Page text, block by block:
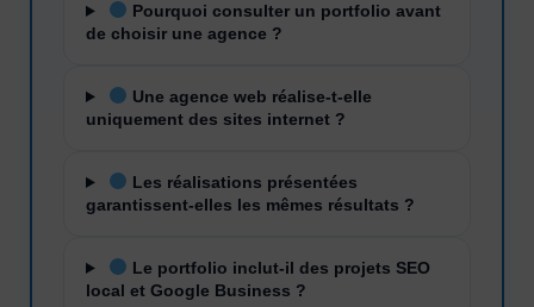
Pourquoi consulter un portfolio avant
de choisir une agence ?
Une agence web réalise-t-elle
uniquement des sites internet ?
Les réalisations présentées
garantissent-elles les mêmes résultats ?
Le portfolio inclut-il des projets SEO
local et Google Business ?